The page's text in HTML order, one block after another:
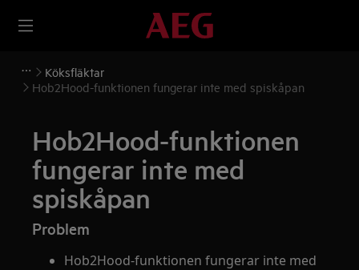
Köksfläktar
Hob2Hood-funktionen fungerar inte med spiskåpan
Hob2Hood-funktionen
fungerar inte med
spiskåpan
Problem
Hob2Hood-funktionen fungerar inte med